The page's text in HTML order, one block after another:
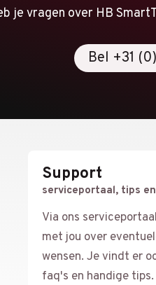
je vragen over HB
Bel +31
Support
serviceportaal, tips
Via ons
met jou over
wensen. Je vindt er
faq's en handige tips.